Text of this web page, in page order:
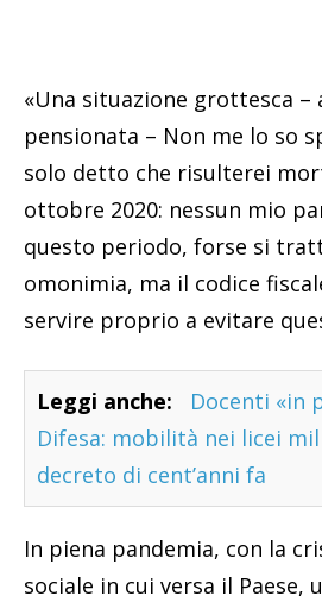
«Una situazione grottesca –
pensionata – Non me lo so
solo detto che risulterei
ottobre 2020: nessun mio
questo periodo, forse si
omonimia, ma il codice
servire proprio a evitare
Leggi anche:
Docenti «in
Difesa: mobilità nei licei
decreto di cent’anni fa
In piena pandemia, con la
sociale in cui versa il Paese,